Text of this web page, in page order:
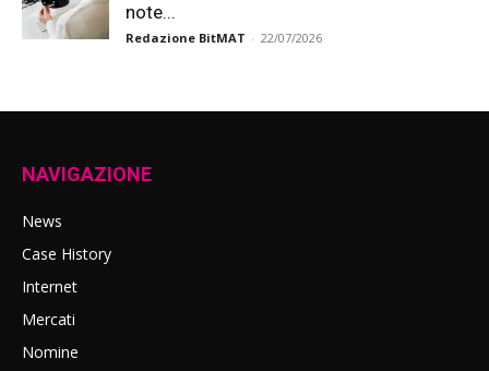
note...
Redazione BitMAT - 22/07/2026
NAVIGAZIONE
News
Case History
Internet
Mercati
Nomine